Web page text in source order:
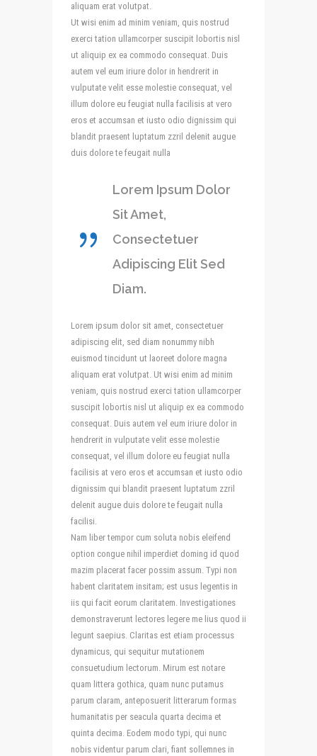
aliquam erat volutpat.
Ut wisi enim ad minim veniam, quis nostrud
exerci tation ullamcorper suscipit lobortis nisl
ut aliquip ex ea commodo consequat. Duis
autem vel eum iriure dolor in hendrerit in
vulputate velit esse molestie consequat, vel
illum dolore eu feugiat nulla facilisis at vero
eros et accumsan et iusto odio dignissim qui
blandit praesent luptatum zzril delenit augue
duis dolore te feugait nulla
Lorem Ipsum Dolor
Sit Amet,
Consectetuer
Adipiscing Elit Sed
Diam.
Lorem ipsum dolor sit amet, consectetuer
adipiscing elit, sed diam nonummy nibh
euismod tincidunt ut laoreet dolore magna
aliquam erat volutpat. Ut wisi enim ad minim
veniam, quis nostrud exerci tation ullamcorper
suscipit lobortis nisl ut aliquip ex ea commodo
consequat. Duis autem vel eum iriure dolor in
hendrerit in vulputate velit esse molestie
consequat, vel illum dolore eu feugiat nulla
facilisis at vero eros et accumsan et iusto odio
dignissim qui blandit praesent luptatum zzril
delenit augue duis dolore te feugait nulla
facilisi.
Nam liber tempor cum soluta nobis eleifend
option congue nihil imperdiet doming id quod
mazim placerat facer possim assum. Typi non
habent claritatem insitam; est usus legentis in
iis qui facit eorum claritatem. Investigationes
demonstraverunt lectores legere me lius quod ii
legunt saepius. Claritas est etiam processus
dynamicus, qui sequitur mutationem
consuetudium lectorum. Mirum est notare
quam littera gothica, quam nunc putamus
parum claram, anteposuerit litterarum formas
humanitatis per seacula quarta decima et
quinta decima. Eodem modo typi, qui nunc
nobis videntur parum clari, fiant sollemnes in